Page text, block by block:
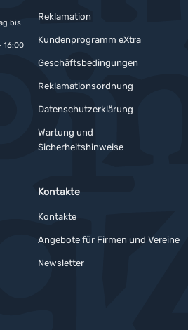
Reklamation
Kundenprogramm eXtra
Geschäftsbedingungen
Reklamationsordnung
Datenschutzerklärung
Wartung und
Sicherheitshinweise
Kontakte
Kontakte
Angebote für Firmen und Vereine
Newsletter
bis
16:00